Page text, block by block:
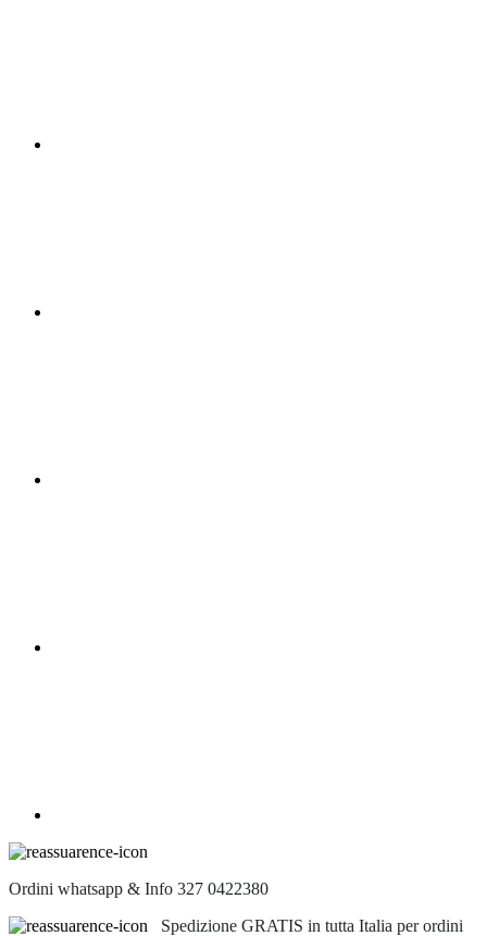
Ordini whatsapp & Info 327 0422380
Spedizione GRATIS in tutta Italia per ordini